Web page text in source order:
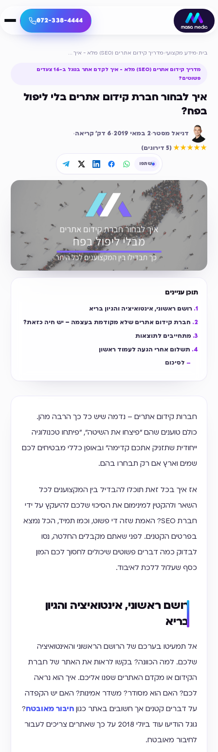
072-338-4444
בית›מידע מקצועי› מדריך קידום אתרים (SEO) מלא - איך לקדם אתר בגוגל ב-16 צעדים פשוטים?
מדריך קידום אתרים (SEO) מלא - איך לקדם אתר בגוגל ב-16 צעדים
פשוטים?
איך לבחור חברת קידום אתרים בלי ליפול
בפח?
דניאל מסטר·2 במאי 2019 ·
6 דק׳ קריאה·
★★★★★
(5 דירוגים )
שתפו
חברות קידום אתרים – נדמה שיש כל כך הרבה מהן.
כולם טוענים שהם ״פיצחו את השיטה״, ״פיתחו טכנולוגיה
ייחודית שתזניק אתכם קדימה״ ובאופן כללי מבטיחים לכם
שמים וארץ אם רק תבחרו בהם.
אז איך בכל זאת תוכלו להבדיל בין המקצוענים לכל
השאר ולהקטין למינימום את הסיכוי שלכם להיעקץ על ידי
חברת SEO? האמת שזה די פשוט, וכמו תמיד, הכל נמצא
בפרטים הקטנים. לפני שאתם מקבלים החלטה, נסו
לבדוק כמה דברים פשוטים שיכולים לחסוך לכם המון
כסף שעלול ללכת לאיבוד.
רושם ראשוני, אינטואיציה והגיון
בריא
אל תמעיטו בערכם של הרושם הראשוני והאינטואיציה
שלכם. למה הכוונה? בקשו לראות את האתר של חברת
הקידום או מקדם האתרים שפנו אליכם. איך הוא נראה
לכם? האם הוא מסודר? משדר אמינות? האם יש הקפדה
על דברים קטנים אך חשובים באתר כגון חיבור מאובטח?
גוגל הודיעו עוד ביולי 2018 על כך שאתרים צריכים לעבור
לחיבור מאובטח.
תוכן עניינים
רושם ראשוני, אינטואיציה והגיון בריא
חברת קידום אתרים שלא מקודמת בעצמה – יש חיה כזאת?
מתחייבים לתוצאות
תשלום אחרי הגעה לעמוד ראשון
לסיכום